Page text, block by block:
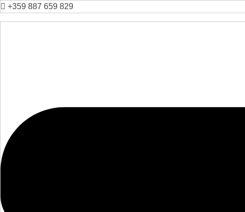
+359 887 659 829